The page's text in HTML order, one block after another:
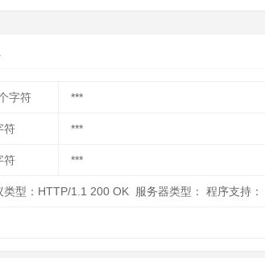
字符 ***
符 ***
符 ***
类型：HTTP/1.1 200 OK 服务器类型： 程序支持：